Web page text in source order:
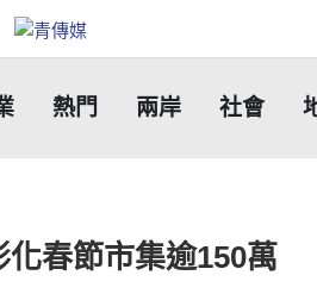
熱門 兩岸 社會
化春節市集逾150萬